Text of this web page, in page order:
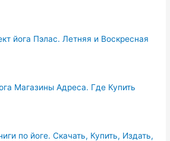
йога Пэлас. Летняя и Воскресная
Магазины Адреса. Где Купить
по йоге. Скачать, Купить, Издать,